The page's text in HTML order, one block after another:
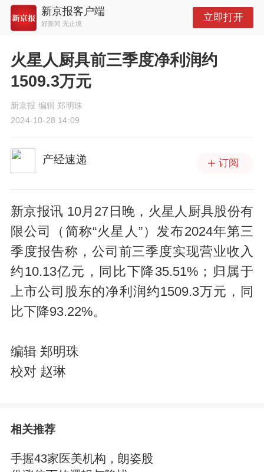
新京报客户端
好新闻 无止境
立即打开
火星人厨具前三季度净利润约
1509.3万元
新京报 编辑 郑明珠
2024-10-28 14:09
产经速递 订阅
新京报讯 10月27日晚，火星人厨具股份有
限公司（简称“火星人”）发布2024年第三
季度报告称，公司前三季度实现营业收入
约10.13亿元，同比下降35.51%；归属于
上市公司股东的净利润约1509.3万元，同
比下降93.22%。
编辑 郑明珠
校对 赵琳
相关推荐
手握43家医美机构，朗姿股